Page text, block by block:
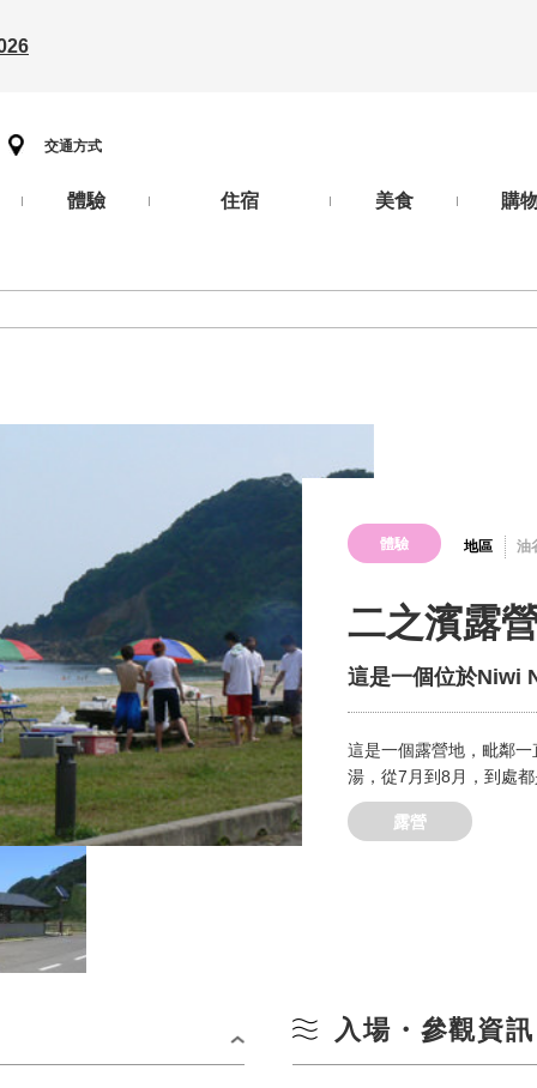
交通方式
體驗 住宿 美食 購
體驗 地區 油
二之濱露
這是一個位於Niwi
這是一個露營地，毗鄰
湯，從7月到8月，到處
露營
入場・參觀資訊